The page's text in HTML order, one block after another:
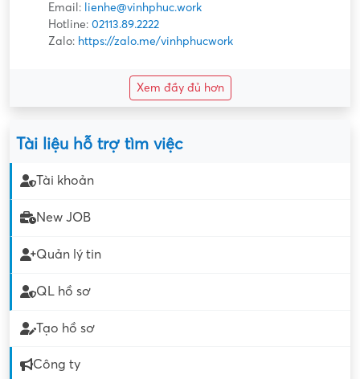
Email: lienhe@vinhphuc.work
Hotline: 02113.89.2222
Zalo: https://zalo.me/vinhphucwork
Xem đầy đủ hơn
Tài liệu hỗ trợ tìm việc
Tài khoản
New JOB
Quản lý tin
QL hồ sơ
Tạo hồ sơ
Công ty